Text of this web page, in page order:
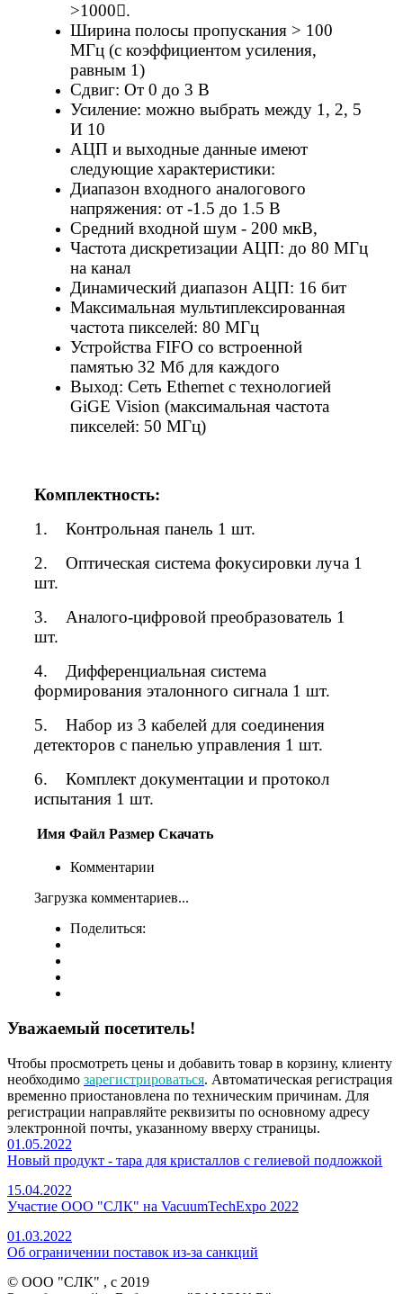
>1000.
Ширина полосы пропускания > 100
МГц (с коэффициентом усиления,
равным 1)
Сдвиг: От 0 до 3 В
Усиление: можно выбрать между 1, 2, 5
И 10
АЦП и выходные данные имеют
следующие характеристики:
Диапазон входного аналогового
напряжения: от -1.5 до 1.5 В
Средний входной шум - 200 мкВ,
Частота дискретизации АЦП: до 80 МГц
на канал
Динамический диапазон АЦП: 16 бит
Максимальная мультиплексированная
частота пикселей: 80 МГц
Устройства FIFO со встроенной
памятью 32 Мб для каждого
Выход: Сеть Ethernet с технологией
GiGE Vision (максимальная частота
пикселей: 50 МГц)
Комплектность:
1. Контрольная панель 1 шт.
2. Оптическая система фокусировки луча 1
шт.
3. Аналого-цифровой преобразователь 1
шт.
4. Дифференциальная система
формирования эталонного сигнала 1 шт.
5. Набор из 3 кабелей для соединения
детекторов с панелью управления 1 шт.
6. Комплект документации и протокол
испытания 1 шт.
Имя Файл Размер Скачать
Комментарии
Загрузка комментариев...
Поделиться:
Уважаемый посетитель!
Чтобы просмотреть цены и добавить товар в корзину, клиенту
необходимо зарегистрироваться. Автоматическая регистрация
временно приостановлена по техническим причинам. Для
регистрации направляйте реквизиты по основному адресу
электронной почты, указанному вверху страницы.
01.05.2022
Новый продукт - тара для кристаллов с гелиевой подложкой
15.04.2022
Участие ООО "СЛК" на VacuumTechExpo 2022
01.03.2022
Об ограничении поставок из-за санкций
© ООО "СЛК" , c 2019